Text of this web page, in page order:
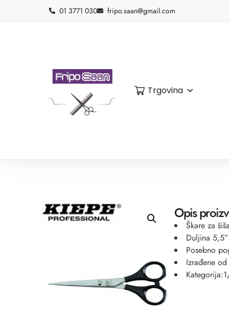
01 3771 030 fripo.saan@gmail.com
Trgovina
Opis
Škare za
Duljina 5,5”
Posebno
Izrađene